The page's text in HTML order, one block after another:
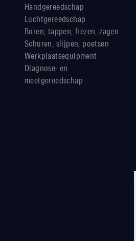
Handgereedschap
Luchtgereedschap
Boren, tappen, frezen, zagen
Schuren, slijpen, poetsen
Werkplaatsequipment
Diagnose- en
meetgereedschap